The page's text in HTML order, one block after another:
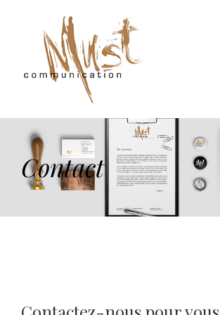
Contact